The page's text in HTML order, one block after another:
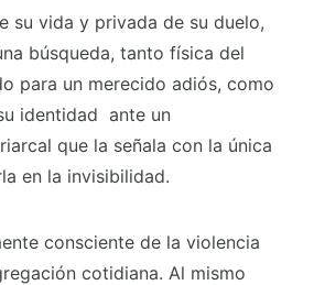
su vida y privada de su duelo,
búsqueda, tanto física del
para un merecido adiós, como
identidad ante un
que la señala con la única
en la invisibilidad.
consciente de la violencia
cotidiana. Al mismo